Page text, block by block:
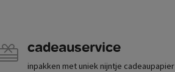
cadeauservice
inpakken met uniek nijntje cadeaupapier